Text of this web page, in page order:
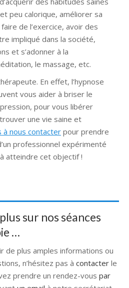
peu calorique, améliorer sa
de l’exercice, avoir des
impliqué dans la société,
et s’adonner à la
le massage, etc.
En effet, l’hypnose
vous aider à briser le
pour vous libérer
une vie saine et
à nous contacter pour prendre
professionnel expérimenté
atteindre cet objectif !
sur nos séances
…
de plus amples informations ou
n’hésitez pas à contacter le
prendre un rendez-vous par